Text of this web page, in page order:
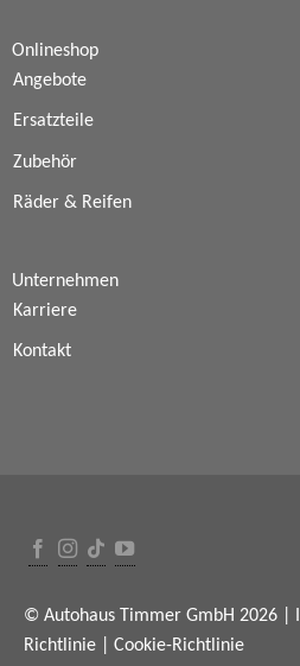
Onlineshop
Angebote
Ersatzteile
Zubehör
Räder & Reifen
Unternehmen
Karriere
Kontakt
© Autohaus Timmer GmbH 2026 |
Richtlinie
Cookie-Richtlinie